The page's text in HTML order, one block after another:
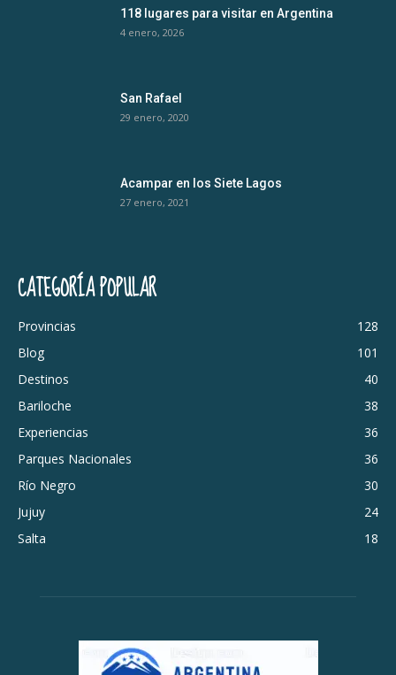
118 lugares para visitar en Argentina
4 enero, 2026
San Rafael
29 enero, 2020
Acampar en los Siete Lagos
27 enero, 2021
CATEGORÍA POPULAR
Provincias
128
Blog
101
Destinos
40
Bariloche
38
Experiencias
36
Parques Nacionales
36
Río Negro
30
Jujuy
24
Salta
18